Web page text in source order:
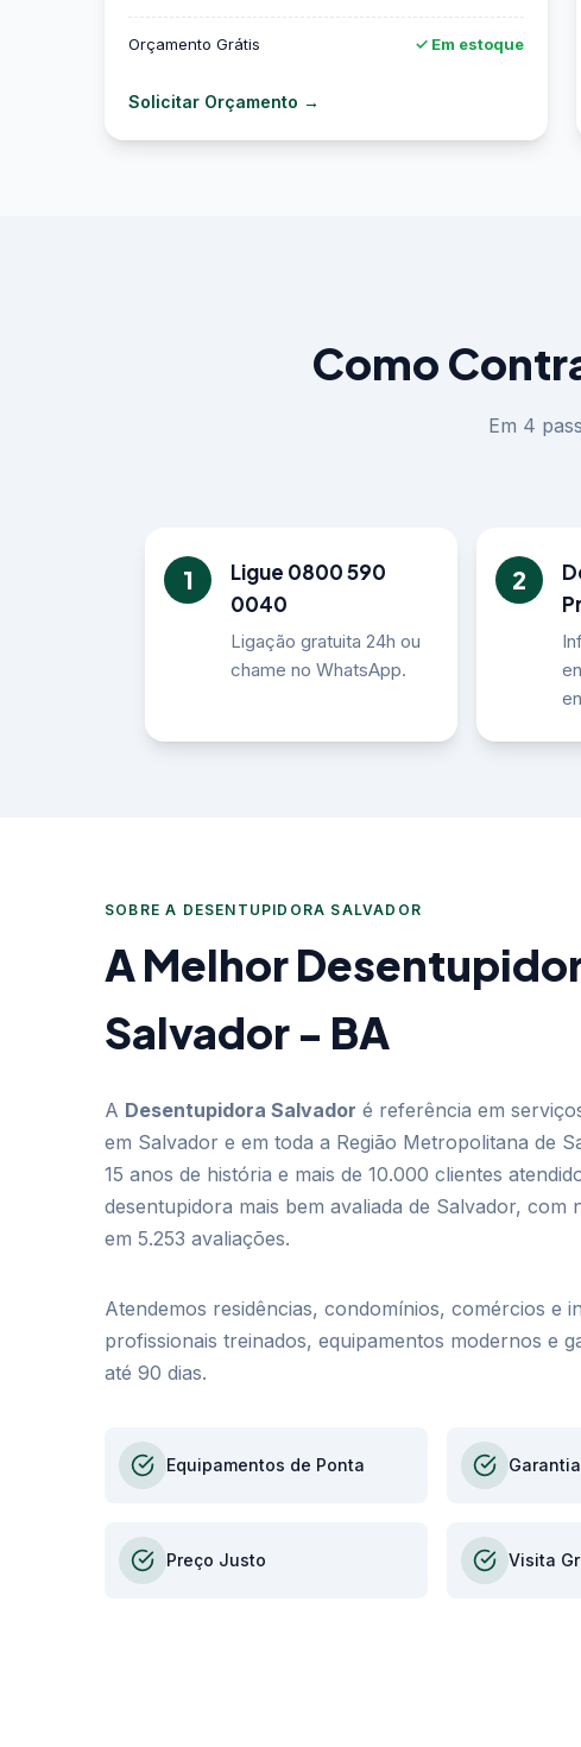
Orçamento Grátis ✓ Em estoque
Solicitar Orçamento →
Como
Em 4
1
Ligue 0800 590
0040
Ligação gratuita 24h ou
chame no WhatsApp.
2
SOBRE A DESENTUPIDORA SALVADOR
A Melhor
Salvador - BA
A Desentupidora Salvador é referência em
em Salvador e em toda a Região Metropolitana de
15 anos de história e mais de 10.000 clientes
desentupidora mais bem avaliada de Salvador, com
em 5.253 avaliações.
Atendemos residências, condomínios, comércios e
profissionais treinados, equipamentos modernos e
até 90 dias.
Equipamentos de Ponta
Preço Justo Visita